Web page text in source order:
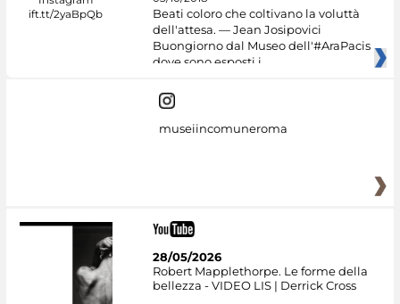
Beati coloro che coltivano la voluttà
dell'attesa. — Jean Josipovici
Buongiorno dal Museo dell'#AraPacis
dove sono esposti i
museiincomuneroma
28/05/2026
Robert Mapplethorpe. Le forme della
bellezza - VIDEO LIS | Derrick Cross